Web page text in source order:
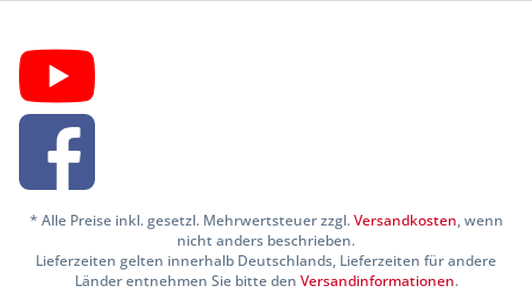
* Alle Preise inkl. gesetzl. Mehrwertsteuer zzgl.Versandkosten, wenn
nicht anders beschrieben.
Lieferzeiten gelten innerhalb Deutschlands, Lieferzeiten für andere
Länder entnehmen Sie bitte den Versandinformationen.